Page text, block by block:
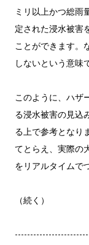
ミリ以上かつ総雨
定された浸水被害
ことができます。
しないという意味
このように、ハザ
る浸水被害の見込
る上で参考となり
てとらえ、実際の
をリアルタイムで
（続く）